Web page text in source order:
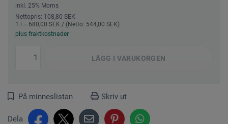
inkl. 25% Moms
Nettopris: 108,80 SEK
1 l = 680,00 SEK / (Netto: 544,00 SEK)
plus fraktkostnader
LÄGG I VARUKORGEN
På minneslistan Skriv ut
Dela